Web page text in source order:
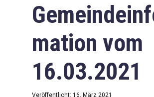
Gemeindeamt
Gemeinderat
Bildung
Vereine
mation vom
16.03.2021
Veröffentlicht: 16. März 2021